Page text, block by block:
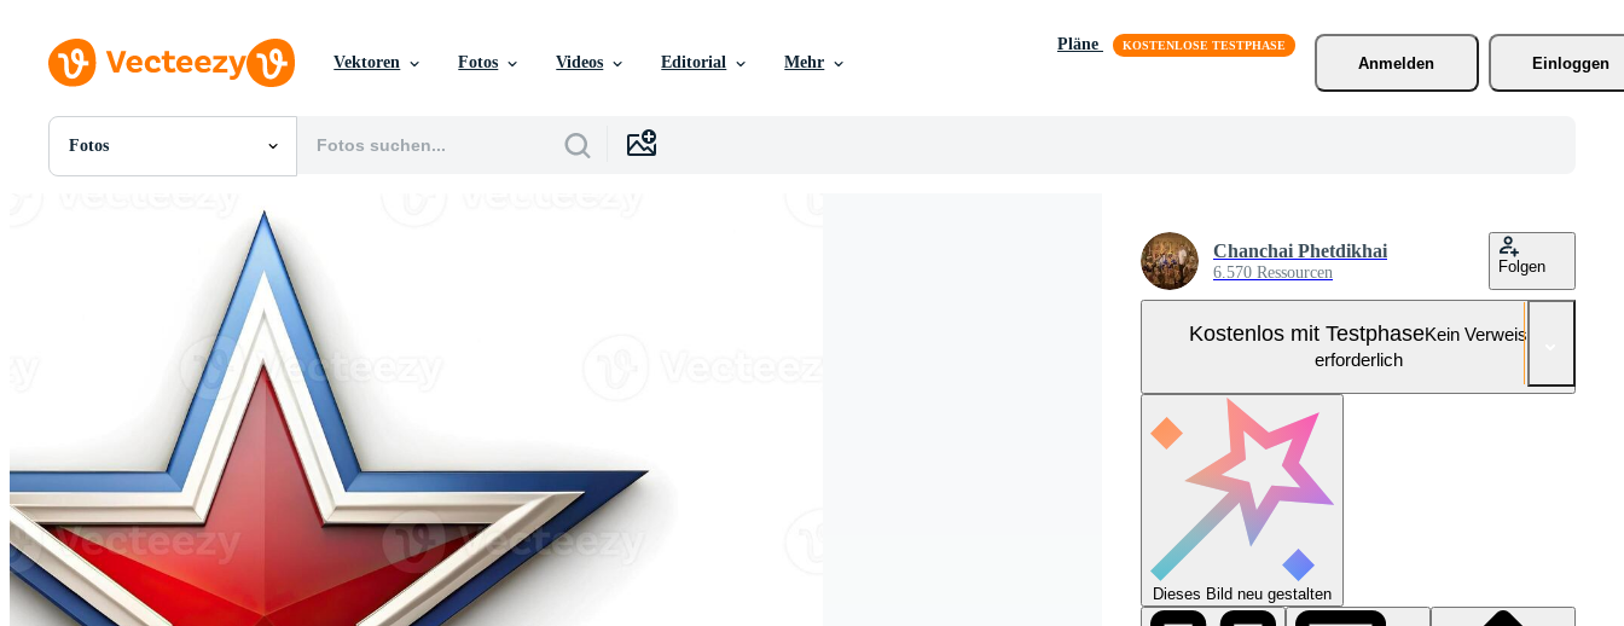
Vektoren Fotos Videos Editorial Mehr
Pläne
Anmelden
Einloggen
Fotos
Alle Bilder
Motion Graphics
Redaktionelle Bilder
Redaktionelle Ereignisse
Chanchai Phetdikhai
6.570 Ressourcen Folgen
Kostenlos mit TestphaseKein Verweis
erforderlich
Dieses Bild neu gestalten